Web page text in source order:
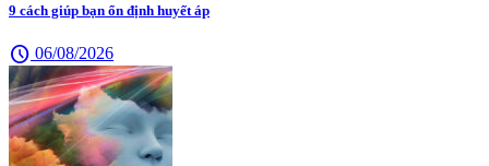
9 cách giúp bạn ổn định huyết áp
schedule 06/08/2026